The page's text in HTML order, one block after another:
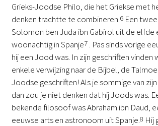
Grieks-Joodse Philo, die het Griekse met
denken trachtte te combineren.6Een
Solomon ben Juda ibn Gabirol uit de elfde
woonachtig in Spanje7. Pas sinds vorige
hij een Jood was. In zijn geschriften vinden
enkele verwijzing naar de Bijbel, de
Joodse geschriften! Als je sommige van
dan zou je niet denken dat hij Joods was.
bekende filosoof was Abraham ibn Daud,
eeuwse arts en astronoom uit Spanje.8 Hij